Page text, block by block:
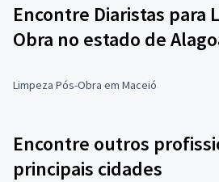
Encontre Diaristas para
Obra no estado de
Limpeza Pós-Obra em Maceió
Encontre outros
principais cidades